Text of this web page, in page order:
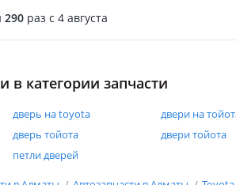
290 раз c 4 августа
в категории запчасти
дверь на toyota двери на
дверь тойота двери тойота
петли дверей